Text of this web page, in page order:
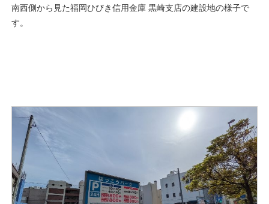
南西側から見た福岡ひびき信用金庫 黒崎支店の建設地の様子で
す。